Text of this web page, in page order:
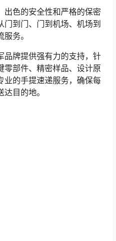
出色的安全性和严格的保密
到门、门到机场、机场到
务。
品牌提供强有力的支持，针
零部件、精密样品、设计原
业的手提速递服务，确保每
目的地。